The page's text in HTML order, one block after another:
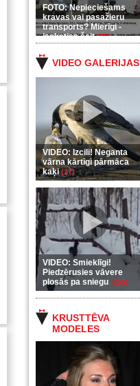
FOTO: Nepieciešams
kravas vai pasažieru
transports? Mierīgi -
ieskaties šeit(35)
VIDEO GALERIJAS
VIDEO: Izcili! Neganta
vārna kārtīgi pārmāca
kaķi(37)
VIDEO: Smieklīgi!
Piedzērusies vāvere
plosās pa sniegu (255)
KRUSTTĒVA
MODELES